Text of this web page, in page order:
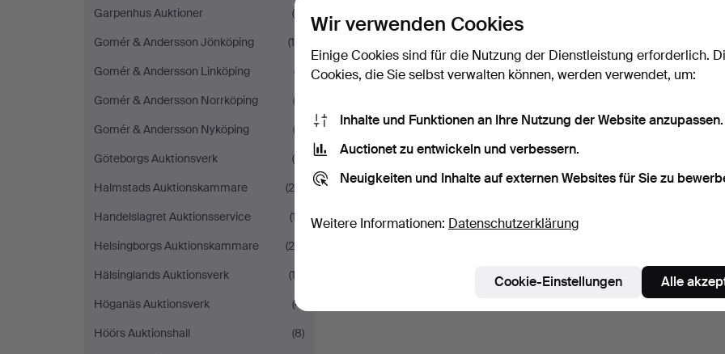
Garpenhus Auktioner
(4)
Gomér & Andersson Jönköping
(14)
Gomér & Andersson Linköping
(7)
Gomér & Andersson Norrköping
(2)
Gomér & Andersson Nyköping
(3)
Göteborgs Auktionsverk
(9)
Halmstads Auktionskammare
(29)
Handelslagret Auktionsservice
(17)
Helsingborgs Auktionskammare
(29)
Hälsinglands Auktionsverk
(12)
Höganäs Auktionsverk
(4)
Höörs Auktionshall
(8)
Wir verwenden Cookies
Einige Cookies sind für die Nutzung der Dienstleistung erforderlich.
Cookies, die Sie selbst verwalten können, werden verwendet, um:
Inhalte und Funktionen an Ihre Nutzung der Website anzupassen.
Auctionet zu entwickeln und verbessern.
Neuigkeiten und Inhalte auf externen Websites für Sie zu
Weitere Informationen: Datenschutzerklärung
Cookie-Einstellungen Alle